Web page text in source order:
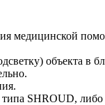
медицинской
объекта в
SHROUD,